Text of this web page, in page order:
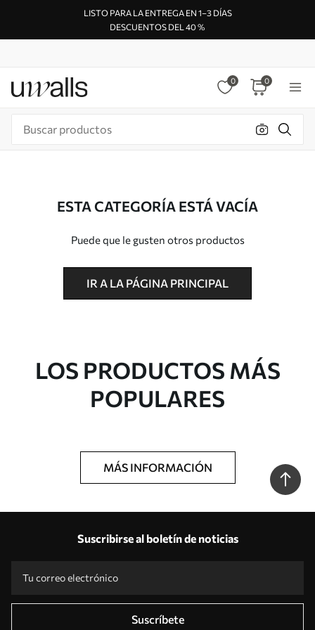
LISTO PARA LA ENTREGA EN 1–3 DÍAS
DESCUENTOS DEL 40 %
0 0
ESTA CATEGORÍA ESTÁ VACÍA
Puede que le gusten otros productos
IR A LA PÁGINA PRINCIPAL
LOS PRODUCTOS MÁS
POPULARES
MÁS INFORMACIÓN
Suscribirse al boletín de noticias
Suscríbete